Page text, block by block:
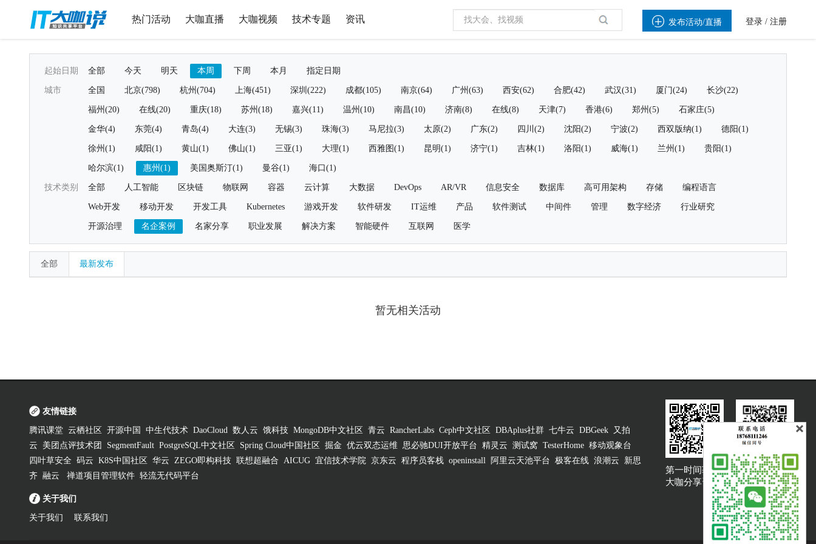
热门活动 大咖直播 大咖视频 技术专题 资讯  发布活动/直播 登录 / 注册
起始日期 全部 今天 明天 本周 下周 本月 指定日期
城市 全国 北京(798) 杭州(704) 上海(451) 深圳(222) 成都(105) 南京(64) 广州(63) 西安(62) 合肥(42) 武汉(31) 厦门(24) 长沙(22)
福州(20) 在线(20) 重庆(18) 苏州(18) 嘉兴(11) 温州(10) 南昌(10) 济南(8) 在线(8) 天津(7) 香港(6) 郑州(5) 石家庄(5)
金华(4) 东莞(4) 青岛(4) 大连(3) 无锡(3) 珠海(3) 马尼拉(3) 太原(2) 广东(2) 四川(2) 沈阳(2) 宁波(2) 西双版纳(1) 德阳(1)
徐州(1) 咸阳(1) 黄山(1) 佛山(1) 三亚(1) 大理(1) 西雅图(1) 昆明(1) 济宁(1) 吉林(1) 洛阳(1) 威海(1) 兰州(1) 贵阳(1)
哈尔滨(1) 惠州(1) 美国奥斯汀(1) 曼谷(1) 海口(1)
技术类别 全部 人工智能 区块链 物联网 容器 云计算 大数据 DevOps AR/VR 信息安全 数据库 高可用架构 存储 编程语言
Web开发 移动开发 开发工具 Kubernetes 游戏开发 软件研发 IT运维 产品 软件测试 中间件 管理 数字经济 行业研究
开源治理 名企案例 名家分享 职业发展 解决方案 智能硬件 互联网 医学
全部 最新发布
暂无相关活动
友情链接
腾讯课堂 云栖社区 开源中国 中生代技术 DaoCloud 数人云 饿科技 MongoDB中文社区 青云 RancherLabs Ceph中文社区 DBAplus社群 七牛云 DBGeek
又拍
云
美团点评技术团 SegmentFault PostgreSQL中文社区 Spring Cloud中国社区 掘金 优云双态运维 思必驰DUI开放平台 精灵云 测试窝 TesterHome 移动观象台
四叶草安全 码云 K8S中国社区 华云 ZEGO即构科技 联想超融合 AICUG 宜信技术学院 京东云 程序员客栈 openinstall 阿里云天池平台 极客在线 浪潮云
新思
齐 融云 禅道项目管理软件 轻流无代码平台
关于我们
关于我们 联系我们
第一时间获取
大咖分享资讯
大咖说吐槽客服